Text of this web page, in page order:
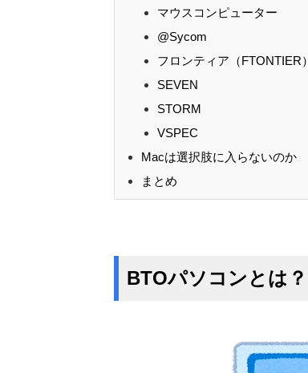
マウスコンピューター
@Sycom
フロンティア（FTONTIER）
SEVEN
STORM
VSPEC
Macは選択肢に入らないのか
まとめ
BTOパソコンとは？